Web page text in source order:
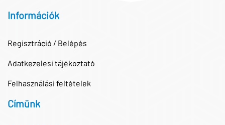
Információk
Regisztráció / Belépés
Adatkezelesi tájékoztató
Felhasználási feltételek
Címünk